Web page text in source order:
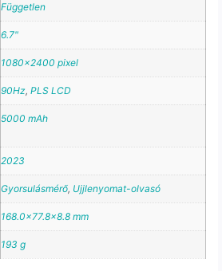
Független
6.7"
1080×2400 pixel
90Hz, PLS LCD
5000 mAh
2023
Gyorsulásmérő, Ujjlenyomat-olvasó
168.0×77.8×8.8 mm
193 g